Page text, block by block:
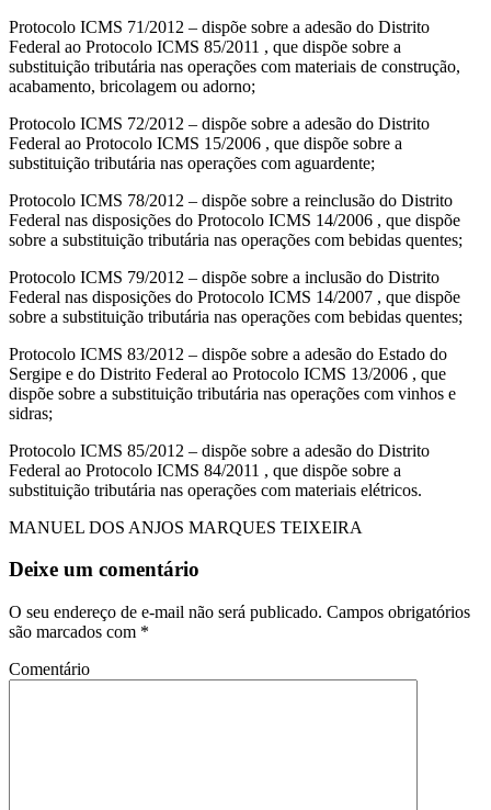
Protocolo ICMS 71/2012 – dispõe sobre a adesão do Distrito
Federal ao Protocolo ICMS 85/2011 , que dispõe sobre a
substituição tributária nas operações com materiais de construção,
acabamento, bricolagem ou adorno;
Protocolo ICMS 72/2012 – dispõe sobre a adesão do Distrito
Federal ao Protocolo ICMS 15/2006 , que dispõe sobre a
substituição tributária nas operações com aguardente;
Protocolo ICMS 78/2012 – dispõe sobre a reinclusão do Distrito
Federal nas disposições do Protocolo ICMS 14/2006 , que dispõe
sobre a substituição tributária nas operações com bebidas quentes;
Protocolo ICMS 79/2012 – dispõe sobre a inclusão do Distrito
Federal nas disposições do Protocolo ICMS 14/2007 , que dispõe
sobre a substituição tributária nas operações com bebidas quentes;
Protocolo ICMS 83/2012 – dispõe sobre a adesão do Estado do
Sergipe e do Distrito Federal ao Protocolo ICMS 13/2006 , que
dispõe sobre a substituição tributária nas operações com vinhos e
sidras;
Protocolo ICMS 85/2012 – dispõe sobre a adesão do Distrito
Federal ao Protocolo ICMS 84/2011 , que dispõe sobre a
substituição tributária nas operações com materiais elétricos.
MANUEL DOS ANJOS MARQUES TEIXEIRA
Deixe um comentário
O seu endereço de e-mail não será publicado. Campos obrigatórios
são marcados com *
Comentário